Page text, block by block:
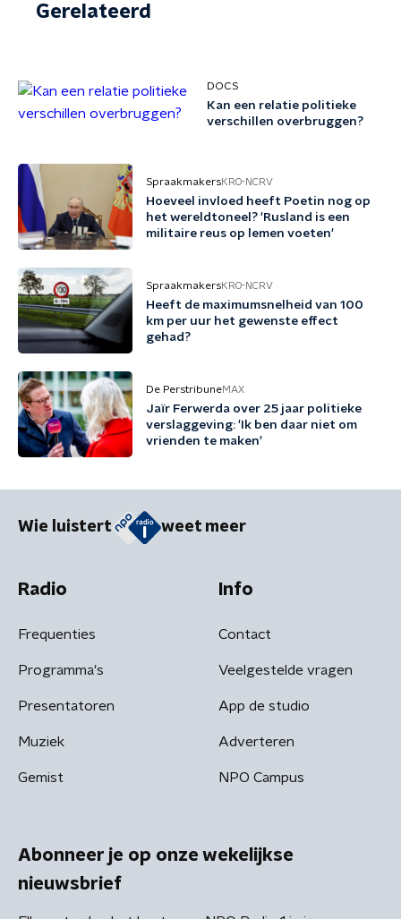
Gerelateerd
DOCS
Kan een relatie politieke
verschillen overbruggen?
SpraakmakersKRO-NCRV
Hoeveel invloed heeft Poetin nog op
het wereldtoneel? 'Rusland is een
militaire reus op lemen voeten'
SpraakmakersKRO-NCRV
Heeft de maximumsnelheid van 100
km per uur het gewenste effect
gehad?
De PerstribuneMAX
Jaïr Ferwerda over 25 jaar politieke
verslaggeving: 'Ik ben daar niet om
vrienden te maken'
Wie luistert weet meer
Radio
Frequenties
Programma's
Presentatoren
Muziek
Gemist
Info
Contact
Veelgestelde vragen
App de studio
Adverteren
NPO Campus
Abonneer je op onze wekelijkse
nieuwsbrief